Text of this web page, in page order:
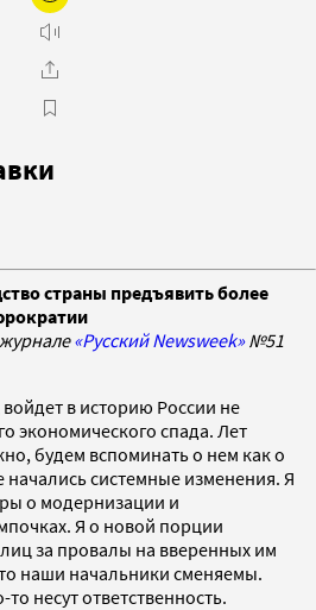
страны предъявить более
«Русский Newsweek»№51
в историю России не
экономического спада. Лет
будем вспоминать о нем как о
начались системные изменения. Я
о модернизации и
Я о новой порции
за провалы на вверенных им
наши начальники сменяемы.
несут ответственность.